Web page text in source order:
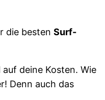
die besten Surf-
deine Kosten. Wie
Denn auch das